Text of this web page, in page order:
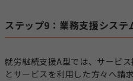
ステップ9：業務支援システ
就労継続支援A型では、サービ
とサービスを利用した方々へ請